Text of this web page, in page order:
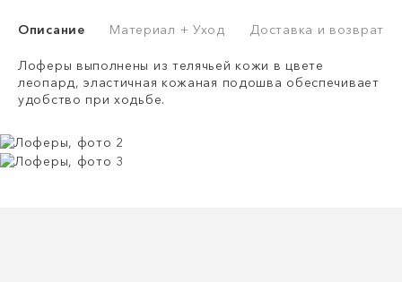
Описание Материал + Уход Доставка и возврат
Лоферы выполнены из телячьей кожи в цвете
леопард, эластичная кожаная подошва обеспечивает
удобство при ходьбе.